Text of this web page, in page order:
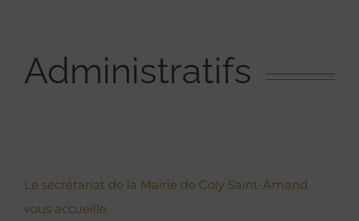
Administratifs
Le secrétariat de la Mairie de Coly Saint-Amand
vous accueille.